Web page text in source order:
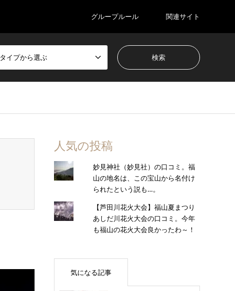
グループルール 関連サイト
タイプから選ぶ
人気の投稿
妙見神社（妙見社）の口コミ。福
山の地名は、この宝山から名付け
られたという説も…。
【芦田川花火大会】福山夏まつり
あしだ川花火大会の口コミ。今年
も福山の花火大会良かったわ～！
気になる記事